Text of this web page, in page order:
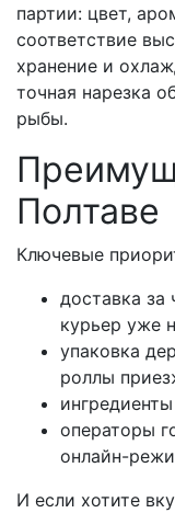
партии: цвет,
соответствие
хранение и
точная нарезка
рыбы.
Полтаве
Ключевые
доставка за
курьер уже
упаковка
роллы
операторы
онлайн-
И если хотите